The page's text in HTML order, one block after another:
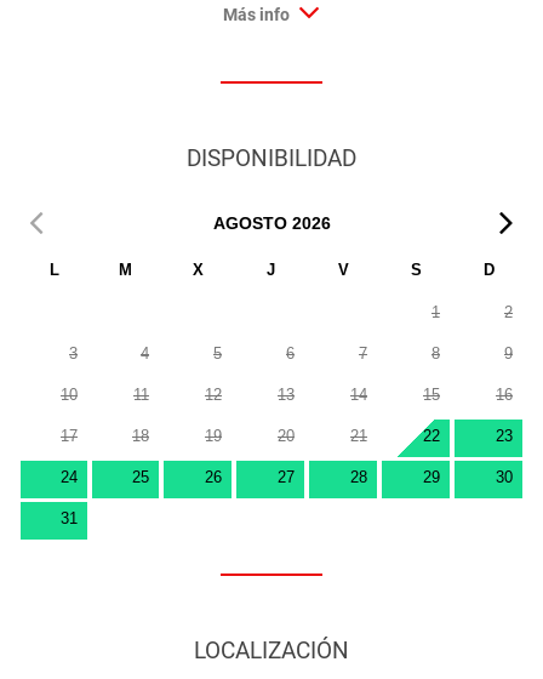
Más info
DISPONIBILIDAD
AGOSTO 2026
L M X J V S D
1 2
3 4 5 6 7 8 9
10 11 12 13 14 15 16
17 18 19 20 21 22 23
24 25 26 27 28 29 30
31
LOCALIZACIÓN